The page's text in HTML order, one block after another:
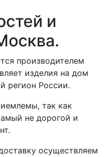
и
производителем
изделия на дом
регион России.
так как
не дорогой и
осуществляем